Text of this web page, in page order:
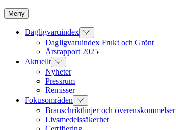
Meny
Dagligvaruindex
Dagligvaruindex Frukt och Grönt
Årsrapport 2025
Aktuellt
Nyheter
Pressrum
Remisser
Fokusområden
Branschriktlinjer och överenskommelser
Livsmedelssäkerhet